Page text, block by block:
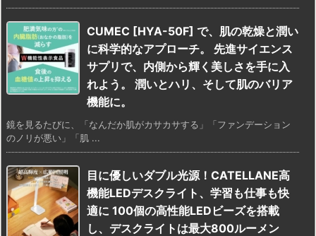
CUMEC [HYA-50F] で、肌の乾燥と潤い
に科学的なアプローチ。 先進サイエンス
サプリで、内側から輝く美しさを手に入
れよう。 潤いとハリ、そして肌のバリア
機能に。
鏡を見るたびに、「なんだか肌がカサカサする」「ファンデーション
のノリが悪い」「肌 ...
目に優しいダブル光源！CATELLANE高
機能LEDデスクライト、学習も仕事も快
適に 100個の高性能LEDビーズを搭載
し、デスクライトは最大800ルーメン